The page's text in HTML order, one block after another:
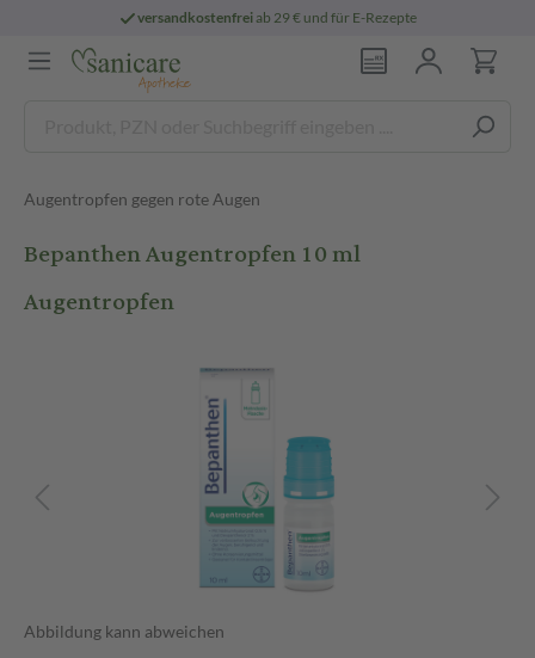
versandkostenfreiab 29 € und für E-Rezepte
Augentropfen gegen rote Augen
Bepanthen Augentropfen 10 ml
Augentropfen
Abbildung kann abweichen